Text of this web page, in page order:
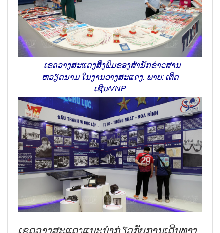
ເຂດ​ວາງສະ​ແດງ​ສິ່ງ​ພິມ​ຂອງ​ສຳນັກ​ຂ່າວສານ​
ຫວຽດນາມ ​ໃນ​ງານ​ວາງສະ​ແດງ. ພາບ: ເຕິດ
ເຊີນ/VNP
ເຂດ​ວາງສະ​ແດງ​ແນະນຳ​ກ່ຽວ​ກັບ​ການ​ເດີນທາງ